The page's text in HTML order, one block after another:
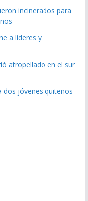
incinerados para
a líderes y
atropellado en el sur
dos jóvenes quiteños